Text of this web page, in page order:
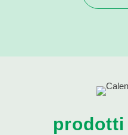
prodotti